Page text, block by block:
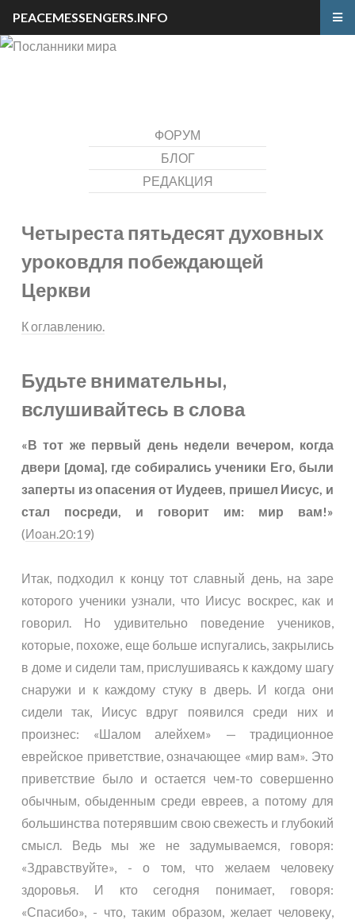
ФОРУМ
БЛОГ
РЕДАКЦИЯ
Четыреста пятьдесят духовных
уроковдля побеждающей
Церкви
К оглавлению.
Будьте внимательны,
вслушивайтесь в слова
«В тот же первый день недели вечером, когда
двери [дома], где собирались ученики Его, были
заперты из опасения от Иудеев, пришел Иисус, и
стал посреди, и говорит им: мир вам!»
(Иоан.20:19)
Итак, подходил к концу тот славный день, на заре
которого ученики узнали, что Иисус воскрес, как и
говорил. Но удивительно поведение учеников,
которые, похоже, еще больше испугались, закрылись
в доме и сидели там, прислушиваясь к каждому шагу
снаружи и к каждому стуку в дверь. И когда они
сидели так, Иисус вдруг появился среди них и
произнес: «Шалом алейхем» — традиционное
еврейское приветствие, означающее «мир вам». Это
приветствие было и остается чем-то совершенно
обычным, обыденным среди евреев, а потому для
большинства потерявшим свою свежесть и глубокий
смысл. Ведь мы же не задумываемся, говоря:
«Здравствуйте», - о том, что желаем человеку
здоровья. И кто сегодня понимает, говоря:
«Спасибо», - что, таким образом, желает человеку,
PEACEMESSENGERS.INFO